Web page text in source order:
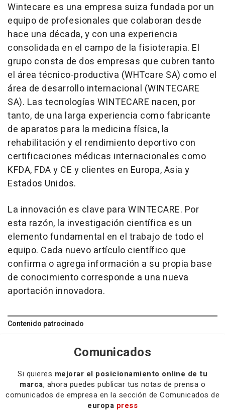
Wintecare es una empresa suiza fundada por un
equipo de profesionales que colaboran desde
hace una década, y con una experiencia
consolidada en el campo de la fisioterapia. El
grupo consta de dos empresas que cubren tanto
el área técnico-productiva (WHTcare SA) como el
área de desarrollo internacional (WINTECARE
SA). Las tecnologías WINTECARE nacen, por
tanto, de una larga experiencia como fabricante
de aparatos para la medicina física, la
rehabilitación y el rendimiento deportivo con
certificaciones médicas internacionales como
KFDA, FDA y CE y clientes en Europa, Asia y
Estados Unidos.
La innovación es clave para WINTECARE. Por
esta razón, la investigación científica es un
elemento fundamental en el trabajo de todo el
equipo. Cada nuevo artículo científico que
confirma o agrega información a su propia base
de conocimiento corresponde a una nueva
aportación innovadora.
Contenido patrocinado
Comunicados
Si quieres mejorar el posicionamiento online de tu
marca, ahora puedes publicar tus notas de prensa o
comunicados de empresa en la sección de Comunicados de
europa press